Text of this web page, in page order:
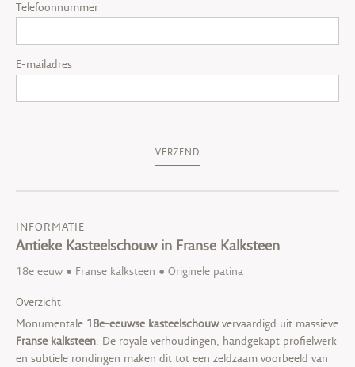
Telefoonnummer
E-mailadres
VERZEND
INFORMATIE
Antieke Kasteelschouw in Franse Kalksteen
18e eeuw • Franse kalksteen • Originele patina
Overzicht
Monumentale 18e-eeuwse kasteelschouwvervaardigd uit massieve
Franse kalksteen. De royale verhoudingen, handgekapt profielwerk
en subtiele rondingen maken dit tot een zeldzaam voorbeeld van